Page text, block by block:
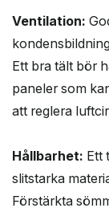
Ventilation:
Ett bra tält bör
paneler som
att reglera
Hållbarhet: Ett
slitstarka
Förstärkta